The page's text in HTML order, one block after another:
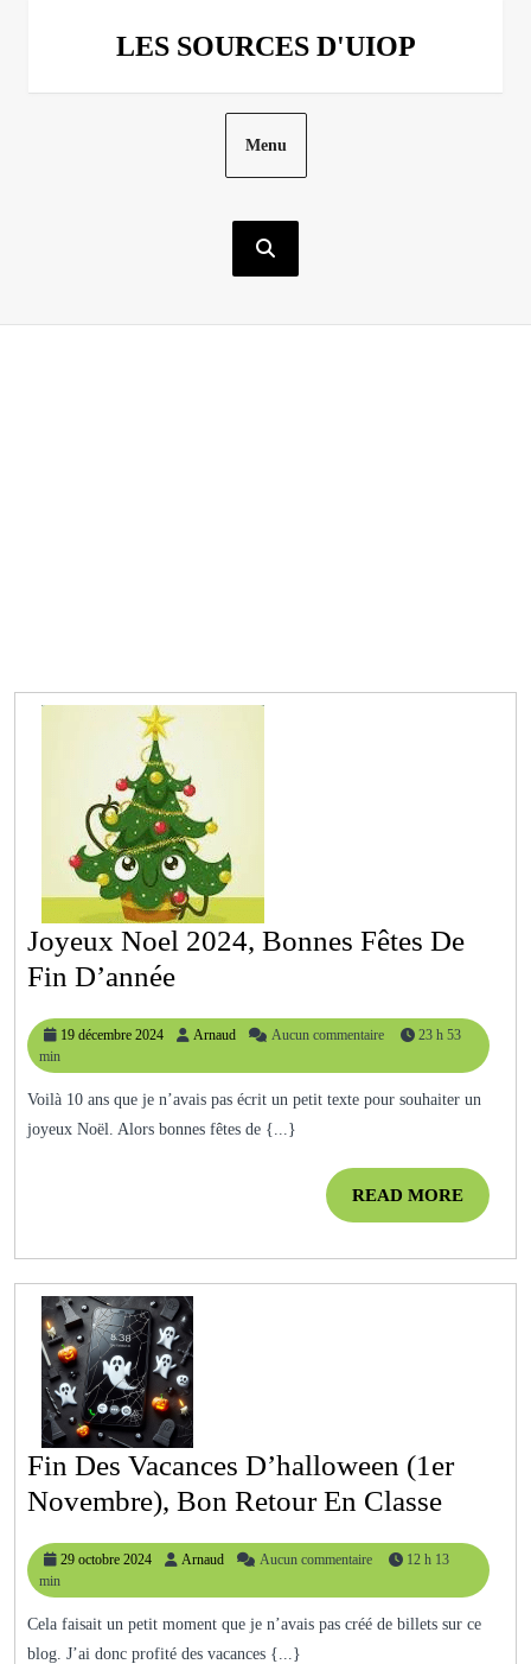
LES SOURCES D'UIOP
Menu
Joyeux Noel 2024, Bonnes Fêtes De
Fin D’annéeJoyeux
Noel
2024,
Bonnes
Fêtes
19 décembre 2024
19
2024
Arnaud ArnaudAucun commentaire
23 h 53
min
Voilà 10 ans que je n’avais pas écrit un petit texte pour souhaiter un
joyeux Noël. Alors bonnes fêtes de {...}
READ MOREREAD
MORE
Fin Des Vacances D’halloween (1er
Novembre), Bon Retour En ClasseFin
Des
29 octobre 2024
29
2024
Arnaud ArnaudAucun commentaire
12 h 13
min
Cela faisait un petit moment que je n’avais pas créé de billets sur ce
blog. J’ai donc profité des vacances {...}